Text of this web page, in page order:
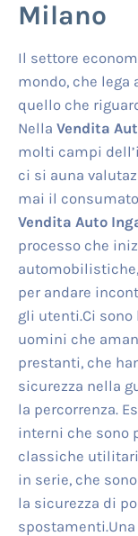
Milano
Il settore
mondo, che lega
quello che
Nella Vendita
molti campi
ci si auna
mai il
Vendita Auto
processo che
per andare
gli utenti.Ci
uomini che
prestanti, che
sicurezza nella
la percorrenza.
interni che sono
classiche
in serie, che
la sicurezza di